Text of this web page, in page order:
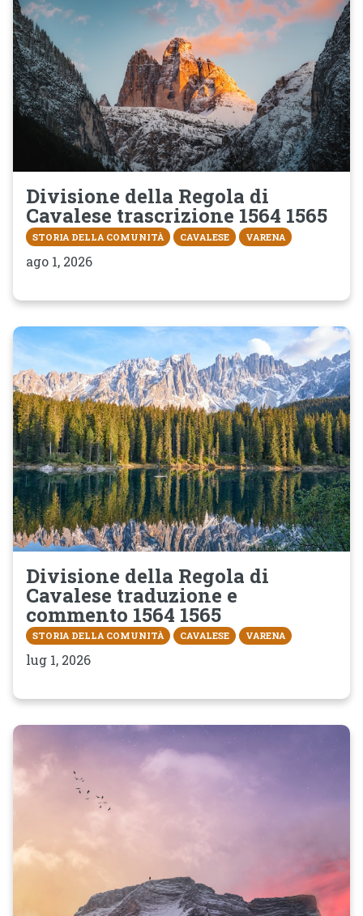
Divisione della Regola di
Cavalese trascrizione 1564 1565
STORIA DELLA COMUNITÀ CAVALESE VARENA
ago 1, 2026
Divisione della Regola di
Cavalese traduzione e
commento 1564 1565
STORIA DELLA COMUNITÀ CAVALESE VARENA
lug 1, 2026